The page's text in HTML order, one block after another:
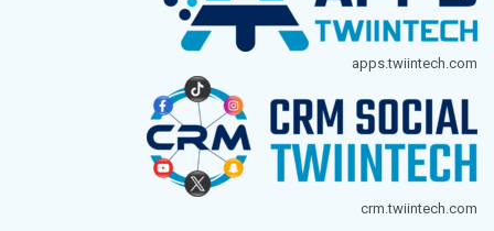
apps.twiintech.com
crm.twiintech.com